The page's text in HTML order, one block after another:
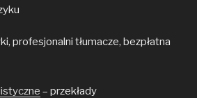
profesjonalni tłumacze, bezpłatna
– przekłady